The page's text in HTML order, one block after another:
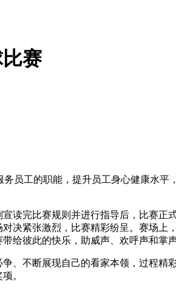
赛
员工的职能，提升员工身心健康水
读完比赛规则并进行指导后，比赛
决紧张激烈，比赛精彩纷呈。赛场
给彼此的快乐，助威声、欢呼声和掌
、不断展现自己的看家本领，过程
。